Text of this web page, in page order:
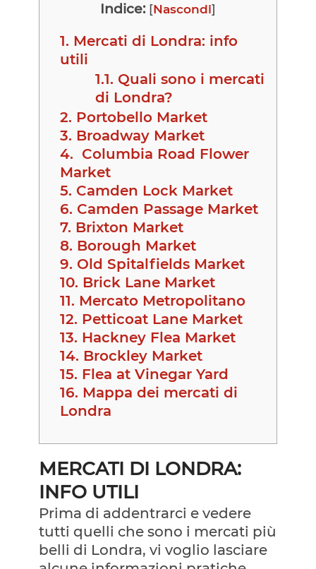
Indice: [Nascondi]
1. Mercati di Londra: info
utili
1.1. Quali sono i mercati
di Londra?
2. Portobello Market
3. Broadway Market
4. Columbia Road Flower
Market
5. Camden Lock Market
6. Camden Passage Market
7. Brixton Market
8. Borough Market
9. Old Spitalfields Market
10. Brick Lane Market
11. Mercato Metropolitano
12. Petticoat Lane Market
13. Hackney Flea Market
14. Brockley Market
15. Flea at Vinegar Yard
16. Mappa dei mercati di
Londra
MERCATI DI LONDRA:
INFO UTILI
Prima di addentrarci e vedere
tutti quelli che sono i mercati più
belli di Londra, vi voglio lasciare